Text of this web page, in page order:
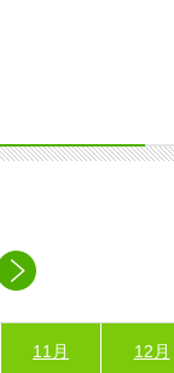
11月 12月